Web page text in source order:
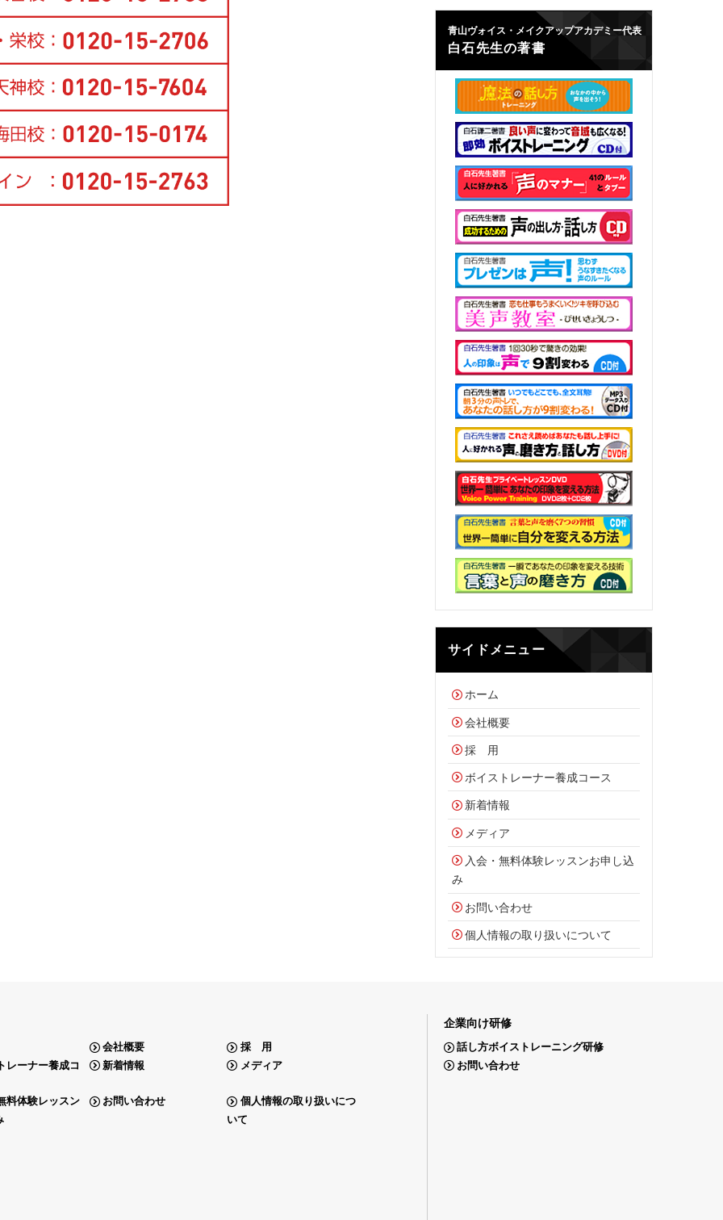
青山ヴォイス・メイクアップアカデミー代表
白石先生の著書
サイドメニュー
ホーム
会社概要
採 用
ボイストレーナー養成コース
新着情報
メディア
入会・無料体験レッスンお申し込
み
お問い合わせ
個人情報の取り扱いについて
会社概要
採 用
レーナー養成コ
新着情報 メディア
料体験レッスン
お問い合わせ
個人情報の取り扱いにつ
いて
企業向け研修
話し方ボイストレーニング研修
お問い合わせ